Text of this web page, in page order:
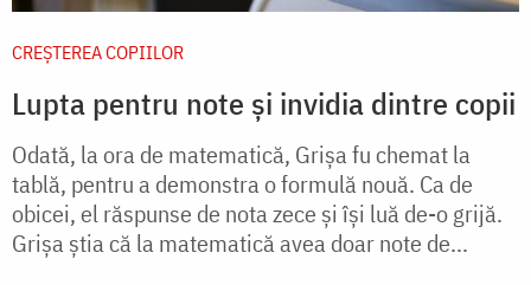
CREŞTEREA COPIILOR
Lupta pentru note și invidia dintre copii
Odată, la ora de matematică, Grişa fu chemat la
tablă, pentru a demonstra o formulă nouă. Ca de
obicei, el răspunse de nota zece şi îşi luă de-o gri­jă.
Grişa ştia că la matematică avea doar note de...